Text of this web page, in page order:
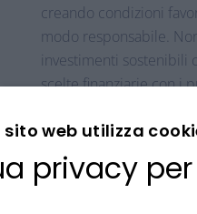
creando condizioni
modo responsabile.
investimenti sostenibili
scelte finanziarie con i
Tuttavia, esistono
breve periodo non
dei mercati tradizionali.
fondi concentrati in
sito web utilizza
privacy